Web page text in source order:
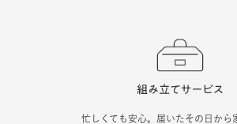
忙しくても安心。届いたその日から